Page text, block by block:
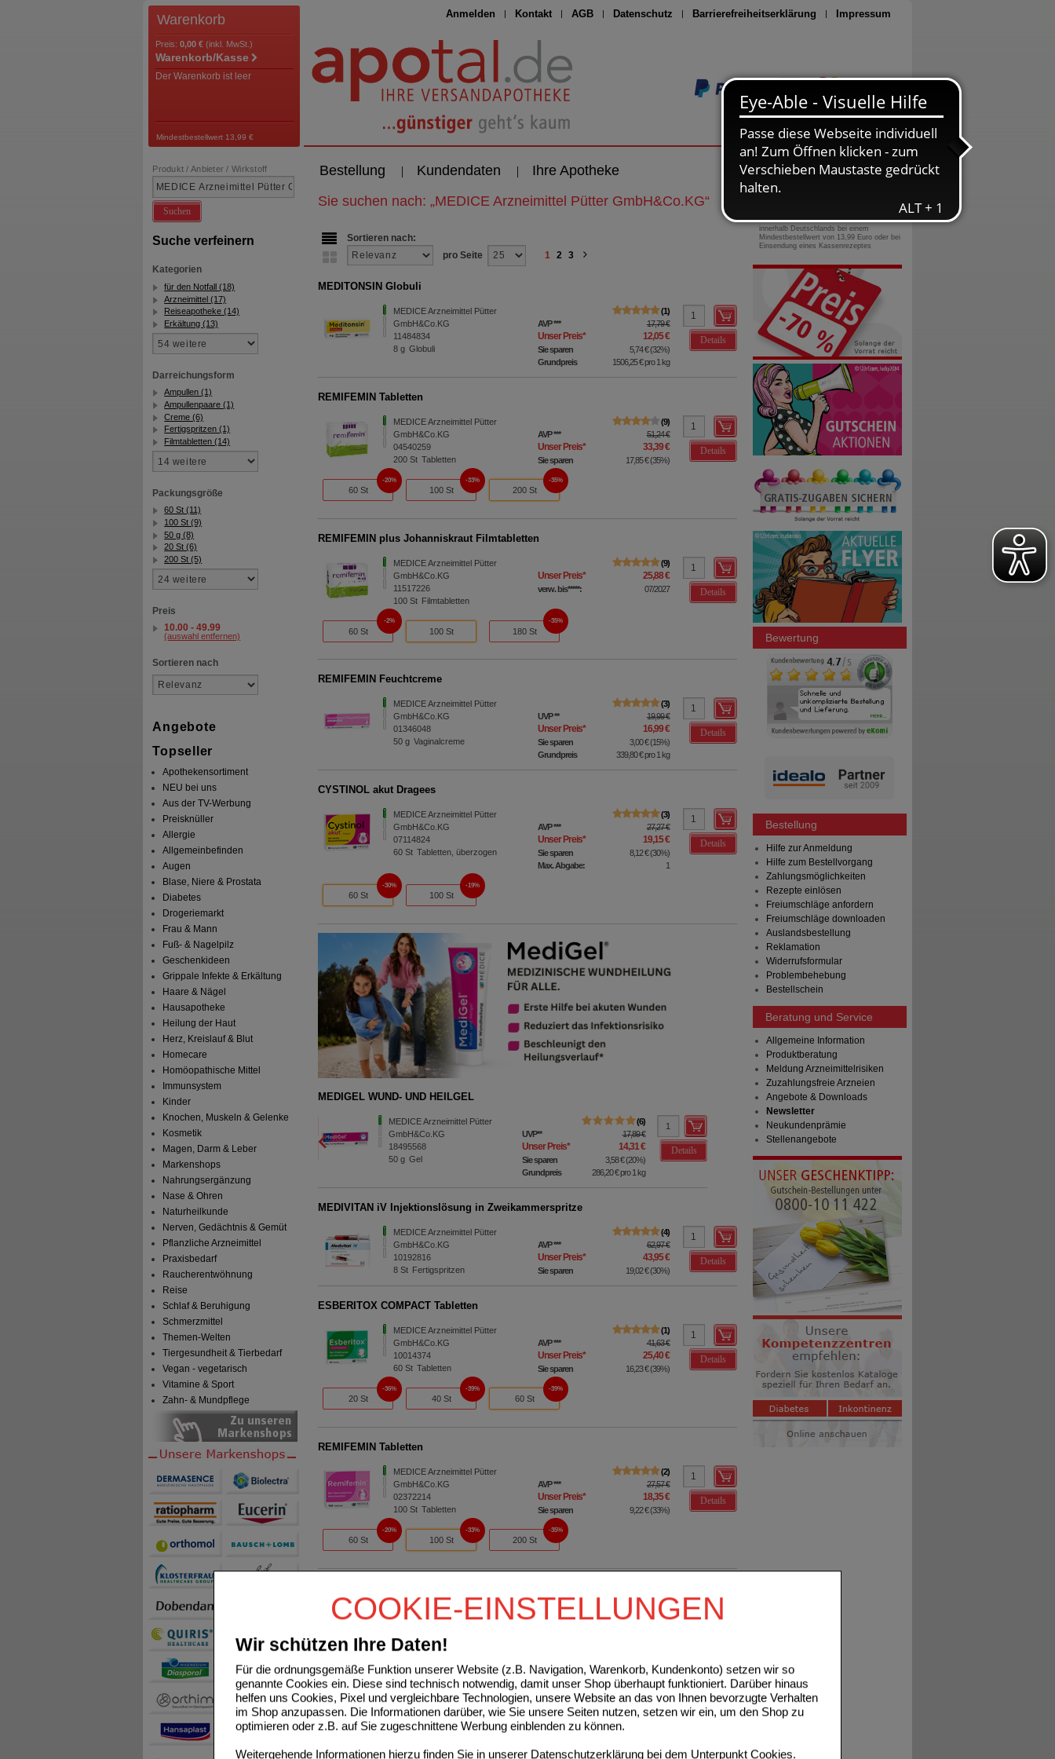
COOKIE-EINSTELLUNGEN
Wir schützen Ihre Daten!
Für die ordnungsgemäße Funktion unserer Website (z.B. Navigation, Warenkorb, Kundenkonto) setzen wir so
genannte Cookies ein. Diese sind technisch notwendig, damit unser Shop überhaupt funktioniert. Darüber hinaus
helfen uns Cookies, Pixel und vergleichbare Technologien, unsere Website an das von Ihnen bevorzugte Verhalten
im Shop anzupassen. Die Informationen darüber, wie Sie unsere Seiten nutzen, setzen wir ein, um den Shop zu
optimieren oder z.B. auf Sie zugeschnittene Werbung einblenden zu können.
Weitergehende Informationen hierzu finden Sie in unserer Datenschutzerklärung bei dem Unterpunkt Cookies.
Anmelden Kontakt AGB Datenschutz Barrierefreiheitserklärung Impressum
Seite drucken
Warenkorb
Preis: 0,00 € (inkl. MwSt.)
Warenkorb/Kasse
Der Warenkorb ist leer
Mindestbestellwert 13,99 €
Bestellung Kundendaten Ihre Apotheke
Produkt / Anbieter / Wirkstoff
Suchen
Suche verfeinern
Kategorien
für den Notfall (18)
Arzneimittel (17)
Reiseapotheke (14)
Erkältung (13)
Darreichungsform
Ampullen (1)
Ampullenpaare (1)
Creme (6)
Fertigspritzen (1)
Filmtabletten (14)
Packungsgröße
60 St (11)
100 St (9)
50 g (8)
20 St (6)
200 St (5)
Preis
10.00 - 49.99
(auswahl entfernen)
Sortieren nach
Angebote
Topseller
Apothekensortiment
NEU bei uns
Aus der TV-Werbung
Preisknüller
Allergie
Allgemeinbefinden
Augen
Blase, Niere & Prostata
Diabetes
Drogeriemarkt
Frau & Mann
Fuß- & Nagelpilz
Geschenkideen
Grippale Infekte & Erkältung
Haare & Nägel
Hausapotheke
Heilung der Haut
Herz, Kreislauf & Blut
Homecare
Homöopathische Mittel
Immunsystem
Kinder
Knochen, Muskeln & Gelenke
Kosmetik
Magen, Darm & Leber
Markenshops
Nahrungsergänzung
Nase & Ohren
Naturheilkunde
Nerven, Gedächtnis & Gemüt
Pflanzliche Arzneimittel
Praxisbedarf
Raucherentwöhnung
Reise
Schlaf & Beruhigung
Schmerzmittel
Themen-Welten
Tiergesundheit & Tierbedarf
Vegan - vegetarisch
Vitamine & Sport
Zahn- & Mundpflege
Sie suchen nach: „MEDICE Arzneimittel Pütter GmbH&Co.KG“
Sortieren nach:
pro Seite
1 2 3
MEDITONSIN Globuli
MEDICE Arzneimittel Pütter
GmbH&Co.KG
11484834
8g Globuli
1
AVP*** 17,79 €
Unser Preis* 12,05 €
Sie sparen 5,74 €(32%)
Grundpreis
1506,25 €pro 1 kg
Details
REMIFEMIN Tabletten
MEDICE Arzneimittel Pütter
GmbH&Co.KG
04540259
200St Tabletten
9
AVP*** 51,24 €
Unser Preis* 33,39 €
Sie sparen 17,85 €(35%)
Details
60 St
20%
100 St
33%
200 St
35%
REMIFEMIN plus Johanniskraut Filmtabletten
MEDICE Arzneimittel Pütter
GmbH&Co.KG
11517226
100St Filmtabletten
9
Unser Preis* 25,88 €
verw. bis*****: 07/2027 Details
60 St
2%
100 St 180 St
35%
REMIFEMIN Feuchtcreme
MEDICE Arzneimittel Pütter
GmbH&Co.KG
01346048
50g Vaginalcreme
3
UVP** 19,99 €
Unser Preis* 16,99 €
Sie sparen 3,00 €(15%)
Grundpreis
339,80 €pro 1 kg
Details
CYSTINOL akut Dragees
MEDICE Arzneimittel Pütter
GmbH&Co.KG
07114824
60St Tabletten, überzogen
3
AVP*** 27,27 €
Unser Preis* 19,15 €
Sie sparen 8,12 €(30%)
Max. Abgabe:
1
Details
60 St
30%
100 St
19%
5
**
Unser Preis* 6,71 €
Sie sparen 1,68 €
MEDIGEL WUND- UND HEILGEL
MEDICE Arzneimittel Pütter
GmbH&Co.KG
18495568
50 g Gel
6
UVP** 17,89 €
Unser Preis* 14,31 €
Sie sparen 3,58 €(20%)
Grundpreis
286,20 €pro 1 kg
Details
MEDIVITAN iV Injektionslösung in Zweikammerspritze
MEDICE Arzneimittel Pütter
GmbH&Co.KG
10192816
8St Fertigspritzen
4
AVP*** 62,97 €
Unser Preis* 43,95 €
Sie sparen 19,02 €(30%)
Details
ESBERITOX COMPACT Tabletten
MEDICE Arzneimittel Pütter
GmbH&Co.KG
10014374
60St Tabletten
1
AVP*** 41,63 €
Unser Preis* 25,40 €
Sie sparen 16,23 €(39%)
Details
20 St
36%
40 St
39%
60 St
39%
REMIFEMIN Tabletten
MEDICE Arzneimittel Pütter
GmbH&Co.KG
02372214
100St Tabletten
2
AVP*** 27,57 €
Unser Preis* 18,35 €
Sie sparen 9,22 €(33%)
Details
60 St
20%
100 St
33%
200 St
35%
MEDICE Arzneimittel Pütter
16156069
180St Filmtabletten
3
verw. bis*****:
01/2026
60 St
2%
100 St 180 St
35%
0800-10 11 422
gebührenfreie Rufnummer
innerhalb Deutschlands bei einem
Mindestbestellwert von 13,99 Euro oder bei
Einsendung eines Kassenrezeptes
Bewertung
Bestellung
Hilfe zur Anmeldung
Hilfe zum Bestellvorgang
Zahlungsmöglichkeiten
Rezepte einlösen
Freiumschläge anfordern
Freiumschläge downloaden
Auslandsbestellung
Reklamation
Widerrufsformular
Problembehebung
Bestellschein
Beratung und Service
Allgemeine Information
Produktberatung
Meldung Arzneimittelrisiken
Zuzahlungsfreie Arzneien
Angebote & Downloads
Newsletter
Neukundenprämie
Stellenangebote